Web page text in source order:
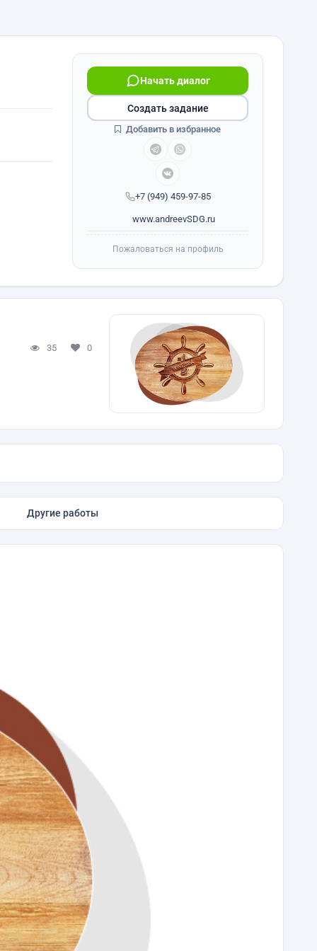
+7 (949) 459-97-85
Начать диалог
www.andreevSDG.ru
Создать задание
Добавить в избранное
Пожаловаться на профиль
35 0
Другие работы